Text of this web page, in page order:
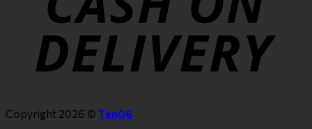
Copyright 2026 © Ten06